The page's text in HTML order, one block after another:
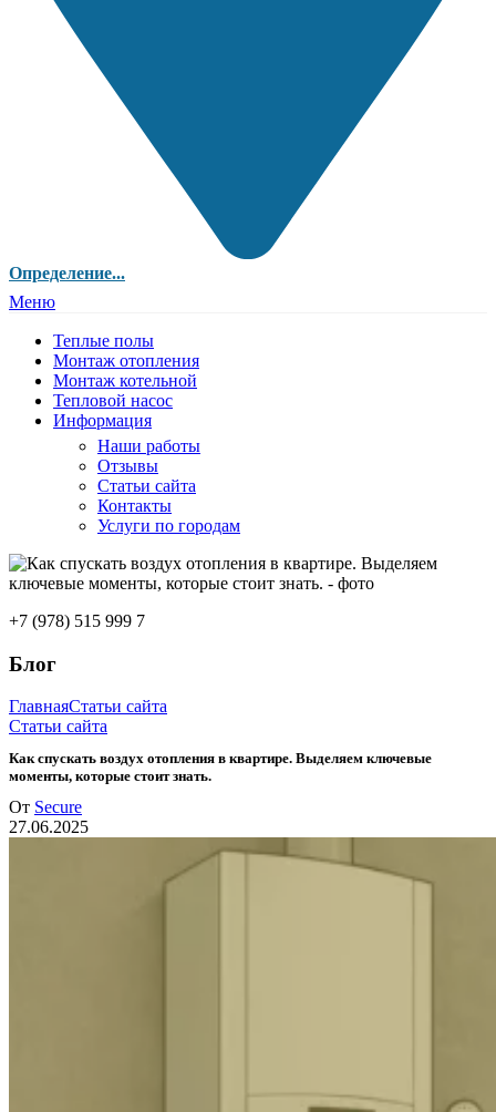
Определение...
Меню
Теплые полы
Монтаж отопления
Монтаж котельной
Тепловой насос
Информация
Наши работы
Отзывы
Статьи сайта
Контакты
Услуги по городам
+7 (978) 515 999 7
Блог
ГлавнаяСтатьи сайта
Статьи сайта
Как спускать воздух отопления в квартире. Выделяем ключевые
моменты, которые стоит знать.
От Secure
27.06.2025